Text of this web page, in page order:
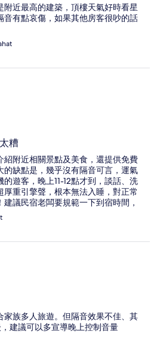
近最高的建築，頂樓天氣好時看星
音有點哀傷，如果其他房客很吵的話
糟
紹附近相關景點及美食，還提供免費
的缺點是，幾乎沒有隔音可言，運氣
遊客，晚上11-12點才到，談話、洗
重引擎聲，根本無法入睡，對正常
議民宿老闆要規範一下到宿時間，
親自留下體驗看看其他旅客的感
家族多人旅遊。但隔音效果不佳、其
建議可以多宣導晚上控制音量